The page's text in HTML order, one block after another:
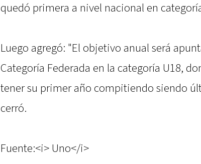
quedó primera a nivel nacional en
Luego agregó: "El objetivo anual será
Categoría Federada en la categoría U18,
tener su primer año compitiendo siendo
cerró.
Fuente:<i> Uno</i>